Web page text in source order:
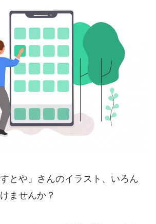
とや」さんのイラスト、いろん
ませんか？